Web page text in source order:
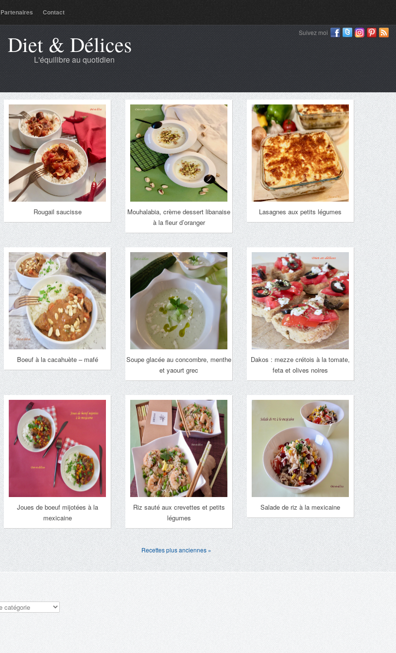
Partenaires Contact
Suivez moi
Diet & Délices
L'équilibre au quotidien
Rougail saucisse
Mouhalabia, crème dessert libanaise
à la fleur d’oranger
Lasagnes aux petits légumes
Boeuf à la cacahuète – mafé
Soupe glacée au concombre, menthe
et yaourt grec
Dakos : mezze crétois à la tomate,
feta et olives noires
Joues de boeuf mijotées à la
mexicaine
Riz sauté aux crevettes et petits
légumes
Salade de riz à la mexicaine
Recettes plus anciennes »